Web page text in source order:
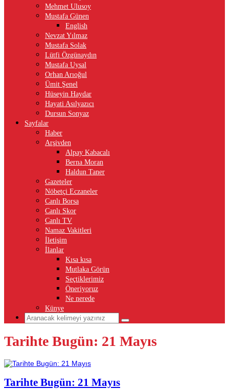
Mehmet Ulusoy
Mustafa Günen
English
Nevzat Yılmaz
Mustafa Solak
Lütfi Özgünaydın
Mustafa Uysal
Orhan Arıoğul
Ümit Şenel
Hüseyin Haydar
Hayati Asılyazıcı
Dursun Sonyaz
Sayfalar
Haber
Arşivden
Alpay Kabacalı
Berna Moran
Haldun Taner
Gazeteler
Nöbetçi Eczaneler
Canlı Borsa
Canlı Skor
Canlı TV
Namaz Vakitleri
İletişim
İlanlar
Kısa kısa
Mutlaka Görün
Seçtiklerimiz
Öneriyoruz
Ne nerede
Künye
Tarihte Bugün: 21 Mayıs
Tarihte Bugün: 21 Mayıs